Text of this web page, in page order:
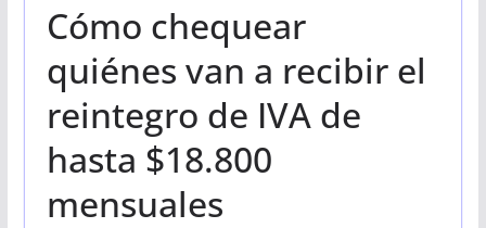
Cómo chequear
quiénes van a recibir el
reintegro de IVA de
hasta $18.800
mensuales